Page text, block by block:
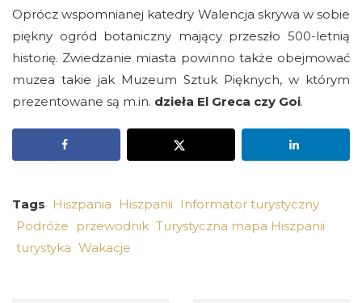
Oprócz wspomnianej katedry Walencja skrywa w sobie
piękny ogród botaniczny mający przeszło 500-letnią
historię. Zwiedzanie miasta powinno także obejmować
muzea takie jak Muzeum Sztuk Pięknych, w którym
prezentowane są m.in. dzieła El Greca czy Goi.
Tags Hiszpania Hiszpanii
Informator turystyczny
Podróże przewodnik Turystyczna mapa Hiszpanii
turystyka Wakacje